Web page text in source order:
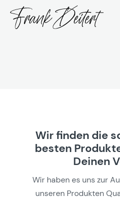
Wir finden die
besten
Deinen
Wir haben es uns zur
unseren Produkten